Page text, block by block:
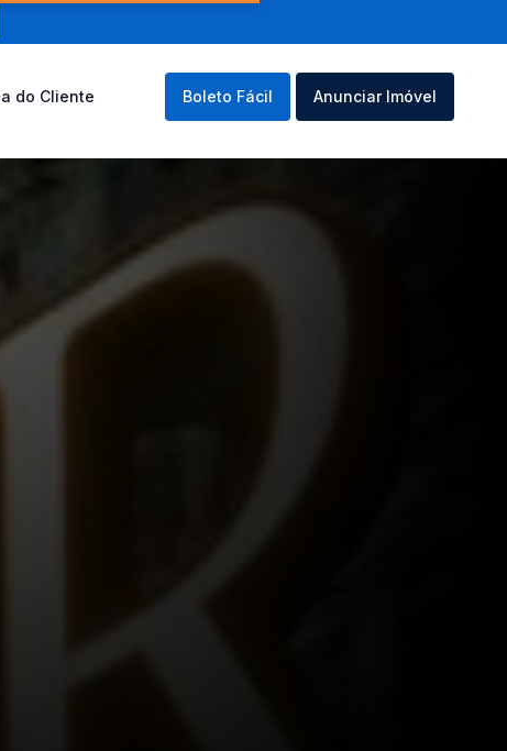
do Cliente Boleto Fácil Anunciar Imóvel